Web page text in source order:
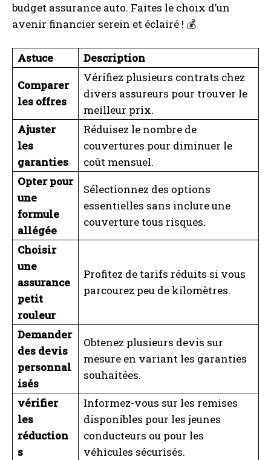
budget assurance auto. Faites le choix d’un
avenir financier serein et éclairé ! 💰
Astuce
Description
Comparer
les offres
Vérifiez plusieurs contrats chez
divers assureurs pour trouver le
meilleur prix.
Ajuster
les
garanties
Réduisez le nombre de
couvertures pour diminuer le
coût mensuel.
Opter pour
une
formule
allégée
Sélectionnez des options
essentielles sans inclure une
couverture tous risques.
Choisir
une
assurance
petit
rouleur
Profitez de tarifs réduits si vous
parcourez peu de kilomètres.
Demander
des devis
personnal
isés
Obtenez plusieurs devis sur
mesure en variant les garanties
souhaitées.
vérifier
les
réduction
s
Informez-vous sur les remises
disponibles pour les jeunes
conducteurs ou pour les
véhicules sécurisés.